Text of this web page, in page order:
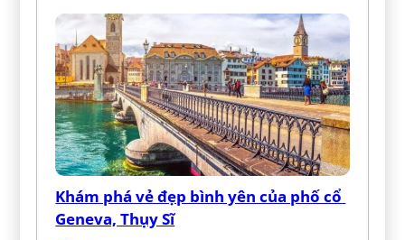
Khám phá vẻ đẹp bình yên của phố cổ
Geneva, Thụy Sĩ